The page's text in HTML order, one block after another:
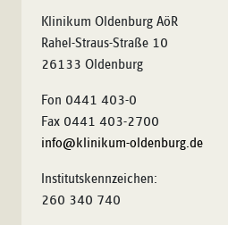
Klinikum Oldenburg AöR
Rahel-Straus-Straße 10
26133 Oldenburg
Fon 0441 403-0
Fax 0441 403-2700
info@klinikum-oldenburg.de
Institutskennzeichen:
260 340 740